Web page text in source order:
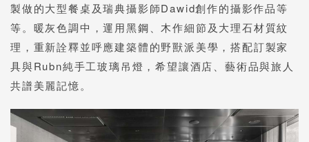
製做的大型餐桌及瑞典攝影師Dawid創作的攝影作品等
等。暖灰色調中，運用黑鋼、木作細節及大理石材質紋
理，重新詮釋並呼應建築體的野獸派美學，搭配訂製家
具與Rubn純手工玻璃吊燈，希望讓酒店、藝術品與旅人
共譜美麗記憶。